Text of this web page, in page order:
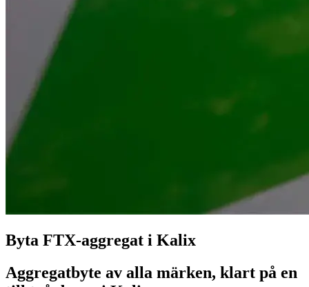
Byta FTX-aggregat i Kalix
Aggregatbyte av alla märken, klart på en